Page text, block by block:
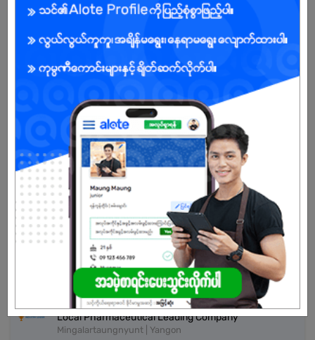
Wholesale and retail trade and repair of motor vehicles and
motorcycles - Warehousing and Logistics Services
Already Expired
Don't have an account?
REGISTER NOW!
More Similar Jobs
HR and Admin Executive (Female)
Dagon | Yangon
Admin Assistant
Local Pharmaceutical Leading Company
Mingalartaungnyunt | Yangon